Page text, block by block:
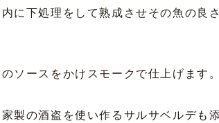
に下処理をして熟成させその魚の良
ソースをかけスモークで仕上げます。
製の酒盗を使い作るサルサベルデも